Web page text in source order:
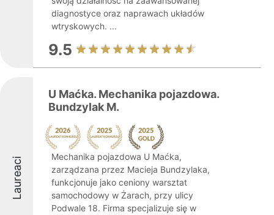
diagnostyce oraz naprawach układów
wtryskowych. ...
9.5
Laureaci
U Maćka. Mechanika pojazdowa.
Bundzylak M.
Mechanika pojazdowa U Maćka,
zarządzana przez Macieja Bundzylaka,
funkcjonuje jako ceniony warsztat
samochodowy w Żarach, przy ulicy
Podwale 18. Firma specjalizuje się w